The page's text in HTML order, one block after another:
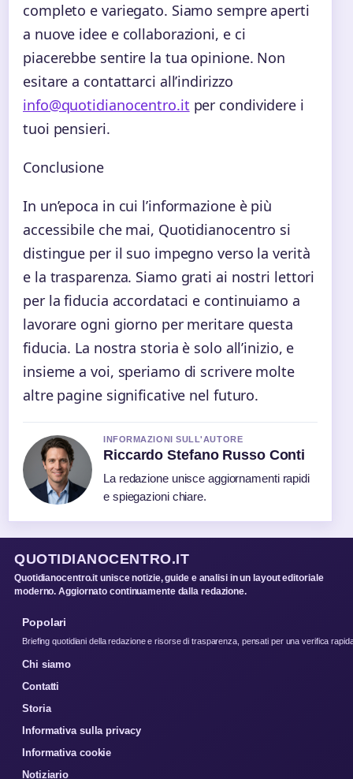
completo e variegato. Siamo sempre aperti
a nuove idee e collaborazioni, e ci
piacerebbe sentire la tua opinione. Non
esitare a contattarci all’indirizzo
info@quotidianocentro.it per condividere i
tuoi pensieri.
Conclusione
In un’epoca in cui l’informazione è più
accessibile che mai, Quotidianocentro si
distingue per il suo impegno verso la verità
e la trasparenza. Siamo grati ai nostri lettori
per la fiducia accordataci e continuiamo a
lavorare ogni giorno per meritare questa
fiducia. La nostra storia è solo all’inizio, e
insieme a voi, speriamo di scrivere molte
altre pagine significative nel futuro.
INFORMAZIONI SULL'AUTORE
Riccardo Stefano Russo Conti
La redazione unisce aggiornamenti rapidi
e spiegazioni chiare.
QUOTIDIANOCENTRO.IT
Quotidianocentro.it unisce notizie, guide e analisi in un layout editoriale
moderno. Aggiornato continuamente dalla redazione.
Popolari
Briefing quotidiani della redazione e risorse di trasparenza, pensati per una verifica
Chi siamo
Contatti
Storia
Informativa sulla privacy
Informativa cookie
Notiziario